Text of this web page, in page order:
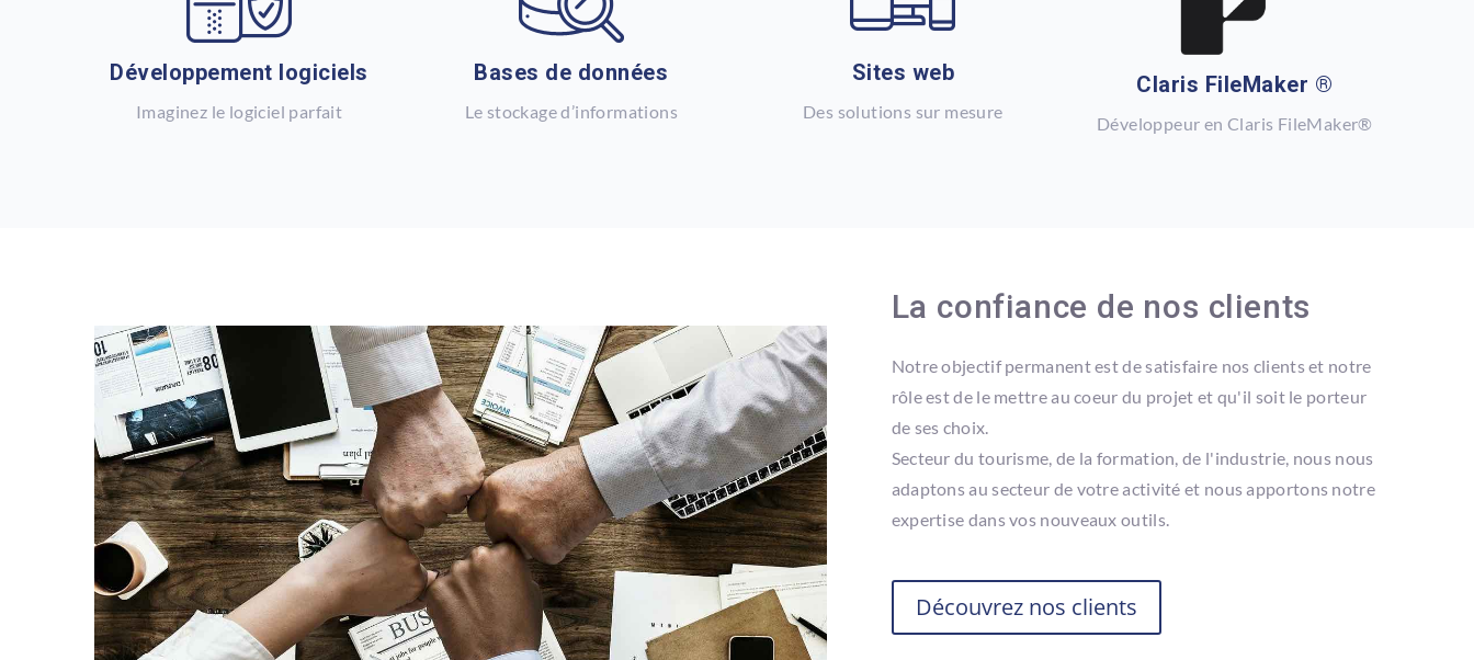
Développement logiciels
Imaginez le logiciel parfait
Bases de données
Le stockage d’informations
Sites web
Des solutions sur mesure
Claris FileMaker ®
Développeur en Claris FileMaker®
La confiance de nos clients
Notre objectif permanent est de satisfaire nos clients et notre
rôle est de le mettre au coeur du projet et qu'il soit le porteur
de ses choix.
Secteur du tourisme, de la formation, de l'industrie, nous nous
adaptons au secteur de votre activité et nous apportons notre
expertise dans vos nouveaux outils.
Découvrez nos clients